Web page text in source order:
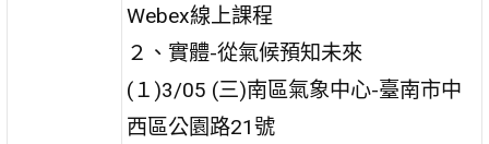
Webex線上課程
２、實體-從氣候預知未來
(１)3/05 (三)南區氣象中心-臺南市中
西區公園路21號